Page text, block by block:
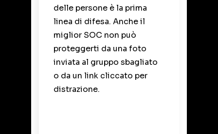
delle persone è la prima
linea di difesa. Anche il
miglior SOC non può
proteggerti da una foto
inviata al gruppo sbagliato
o da un link cliccato per
distrazione.